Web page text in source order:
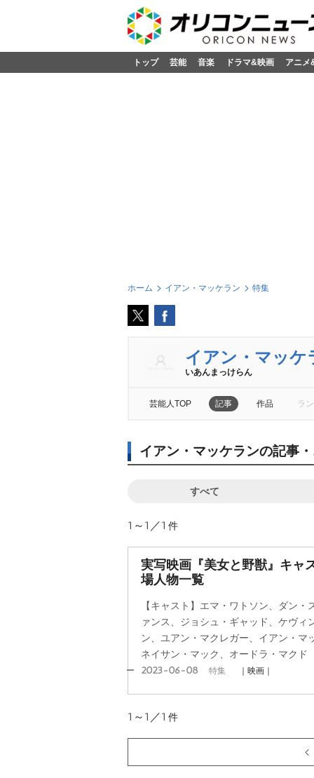
トップ 芸能 音楽 ドラマ&映画 アニメ
ホーム イアン・マッケラン 特集
イアン・マッケ
いあんまっけらん
芸能人TOP 記事 作品 ラ
イアン・マッケランの記事
すべて
1～1／1 件
実写映画『美女と野獣』キャ
場人物一覧
【キャスト】エマ・ワトソン、ダン
ァンス、ジョシュ・ギャッド、ケヴィ
ン、ユアン・マクレガー、イアン・マ
ネイサン・マック、オードラ・マクド
2023-06-08 特集 ｜映画｜
1～1／1 件